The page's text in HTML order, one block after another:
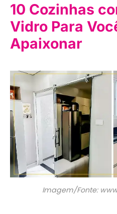
10 Cozinhas
Vidro Para
Apaixonar
Imagem/Fonte: